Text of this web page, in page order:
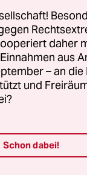
und
daher
aus
– an
und
Schon dabei!